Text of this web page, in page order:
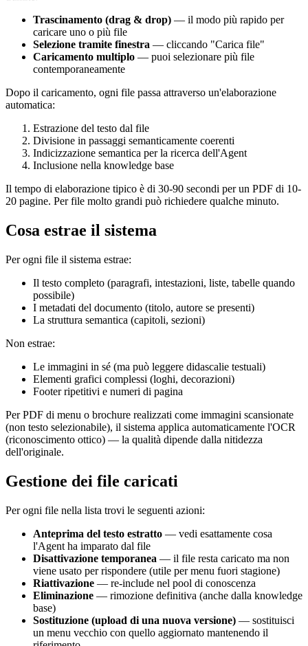
Trascinamento (drag & drop) — il modo più rapido per
caricare uno o più file
Selezione tramite finestra — cliccando "Carica file"
Caricamento multiplo — puoi selezionare più file
contemporaneamente
Dopo il caricamento, ogni file passa attraverso un'elaborazione
automatica:
Estrazione del testo dal file
Divisione in passaggi semanticamente coerenti
Indicizzazione semantica per la ricerca dell'Agent
Inclusione nella knowledge base
Il tempo di elaborazione tipico è di 30-90 secondi per un PDF di 10-
20 pagine. Per file molto grandi può richiedere qualche minuto.
Cosa estrae il sistema
Per ogni file il sistema estrae:
Il testo completo (paragrafi, intestazioni, liste, tabelle quando
possibile)
I metadati del documento (titolo, autore se presenti)
La struttura semantica (capitoli, sezioni)
Non estrae:
Le immagini in sé (ma può leggere didascalie testuali)
Elementi grafici complessi (loghi, decorazioni)
Footer ripetitivi e numeri di pagina
Per PDF di menu o brochure realizzati come immagini scansionate
(non testo selezionabile), il sistema applica automaticamente l'OCR
(riconoscimento ottico) — la qualità dipende dalla nitidezza
dell'originale.
Gestione dei file caricati
Per ogni file nella lista trovi le seguenti azioni:
Anteprima del testo estratto — vedi esattamente cosa
l'Agent ha imparato dal file
Disattivazione temporanea — il file resta caricato ma non
viene usato per rispondere (utile per menu fuori stagione)
Riattivazione — re-include nel pool di conoscenza
Eliminazione — rimozione definitiva (anche dalla knowledge
base)
Sostituzione (upload di una nuova versione) — sostituisci
un menu vecchio con quello aggiornato mantenendo il